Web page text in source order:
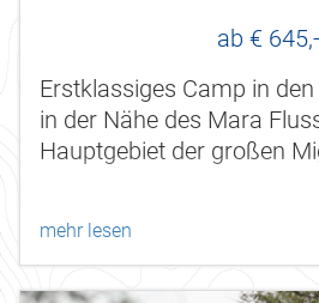
ab € 645,-
Erstklassiges Camp in
in der Nähe des Mara
Hauptgebiet der großen
mehr lesen